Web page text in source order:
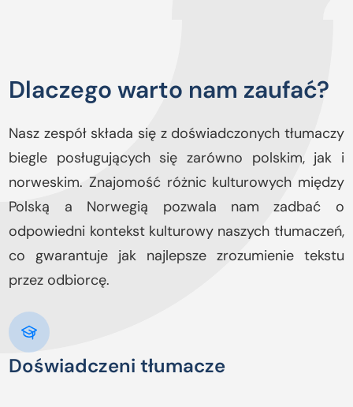
Dlaczego warto nam zaufać?
Nasz zespół składa się z doświadczonych tłumaczy
biegle posługujących się zarówno polskim, jak i
norweskim. Znajomość różnic kulturowych między
Polską a Norwegią pozwala nam zadbać o
odpowiedni kontekst kulturowy naszych tłumaczeń,
co gwarantuje jak najlepsze zrozumienie tekstu
przez odbiorcę.
Doświadczeni tłumacze